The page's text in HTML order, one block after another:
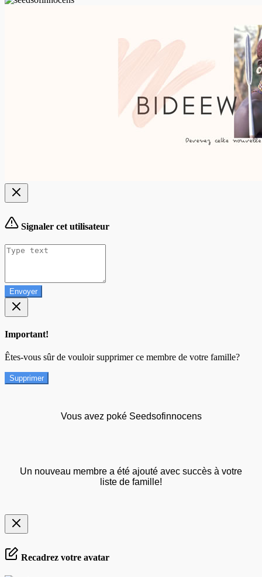
Signaler cet utilisateur
Envoyer
Important!
Êtes-vous sûr de vouloir supprimer ce membre de votre famille?
Supprimer
Vous avez poké Seedsofinnocens
Un nouveau membre a été ajouté avec succès à votre
liste de famille!
Recadrez votre avatar